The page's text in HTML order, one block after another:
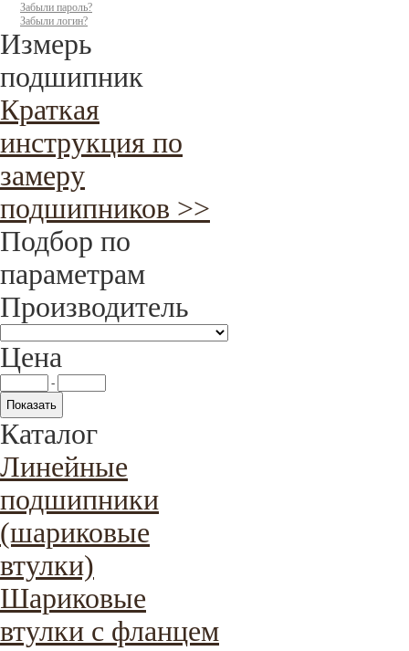
Забыли пароль?
Забыли логин?
Измерь
подшипник
Краткая
инструкция по
замеру
подшипников >>
Подбор по
параметрам
Производитель
Цена
-
Каталог
Линейные
подшипники
(шариковые
втулки)
Шариковые
втулки с фланцем